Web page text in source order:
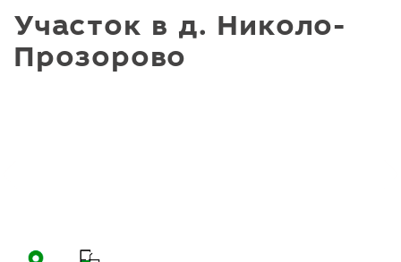
Участок в д. Николо-
Прозорово